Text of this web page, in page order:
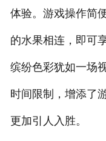
体验。游戏操作简
的水果相连，即可
缤纷色彩犹如一场
时间限制，增添了
更加引人入胜。